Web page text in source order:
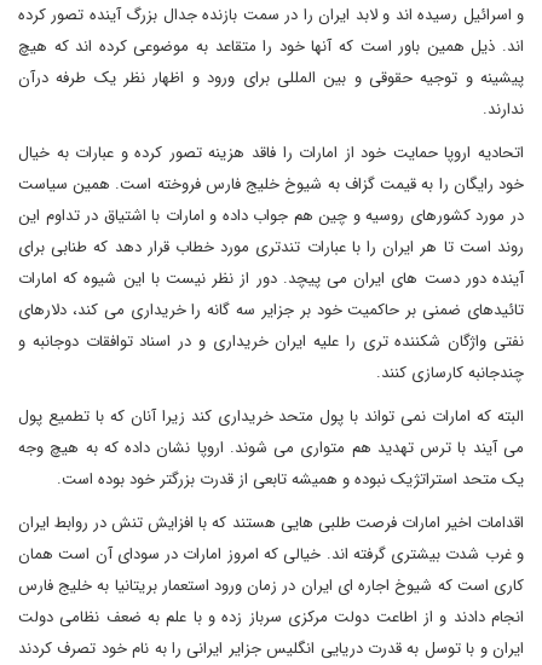
و اسرائیل رسیده اند و لابد ایران را در سمت بازنده جدال بزرگ آینده تصور کرده
اند. ذیل همین باور است که آنها خود را متقاعد به موضوعی کرده اند که هیچ
پیشینه و توجیه حقوقی و بین المللی برای ورود و اظهار نظر یک طرفه درآن
ندارند.
اتحادیه اروپا حمایت خود از امارات را فاقد هزینه تصور کرده و عبارات به خیال
خود رایگان را به قیمت گزاف به شیوخ خلیج فارس فروخته است. همین سیاست
در مورد کشورهای روسیه و چین هم جواب داده و امارات با اشتیاق در تداوم این
روند است تا هر ایران را با عبارات تندتری مورد خطاب قرار دهد که طنابی برای
آینده دور دست های ایران می پیچد. دور از نظر نیست با این شیوه که امارات
تائیدهای ضمنی بر حاکمیت خود بر جزایر سه گانه را خریداری می کند، دلارهای
نفتی واژگان شکننده تری را علیه ایران خریداری و در اسناد توافقات دوجانبه و
چندجانبه کارسازی کنند.
البته که امارات نمی تواند با پول متحد خریداری کند زیرا آنان که با تطمیع پول
می آیند با ترس تهدید هم متواری می شوند. اروپا نشان داده که به هیچ وجه
یک متحد استراتژیک نبوده و همیشه تابعی از قدرت بزرگتر خود بوده است.
اقدامات اخیر امارات فرصت طلبی هایی هستند که با افزایش تنش در روابط ایران
و غرب شدت بیشتری گرفته اند. خیالی که امروز امارات در سودای آن است همان
کاری است که شیوخ اجاره ای ایران در زمان ورود استعمار بریتانیا به خلیج فارس
انجام دادند و از اطاعت دولت مرکزی سرباز زده و با علم به ضعف نظامی دولت
ایران و با توسل به قدرت دریایی انگلیس جزایر ایرانی را به نام خود تصرف کردند